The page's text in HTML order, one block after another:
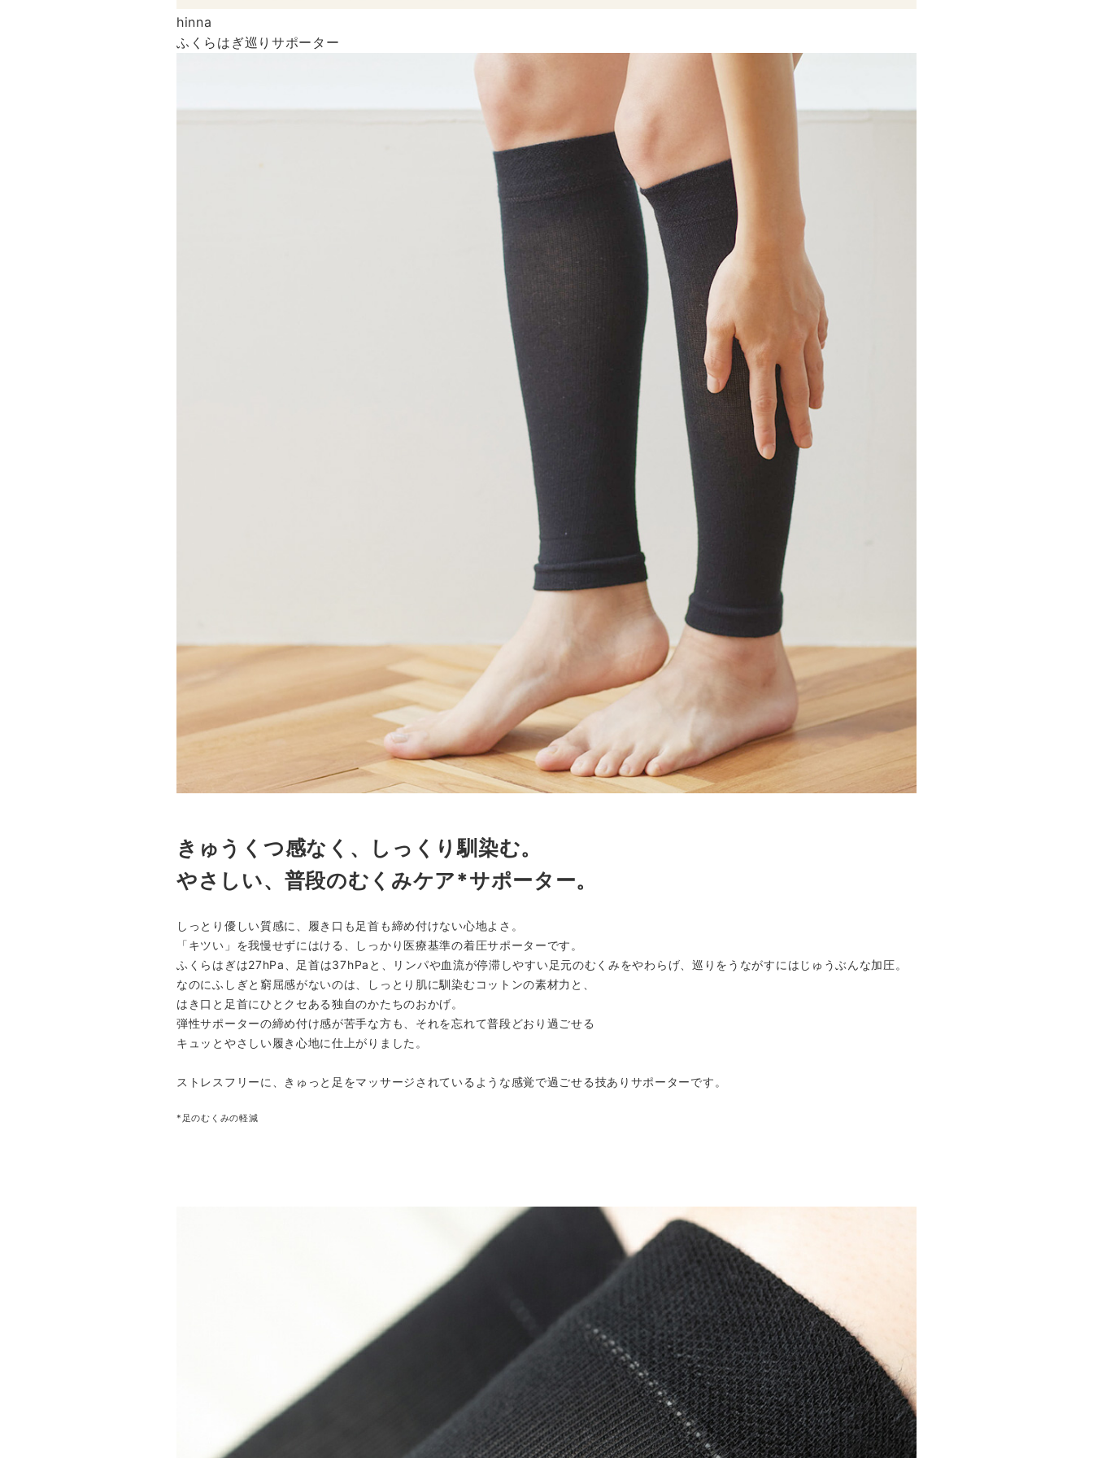
hinna
ふくらはぎ巡りサポーター
きゅうくつ感なく、しっくり馴染む。
やさしい、普段のむくみケア*サポーター。
しっとり優しい質感に、履き口も足首も締め付けない心地よさ。
「キツい」を我慢せずにはける、しっかり医療基準の着圧サポーターです。
ふくらはぎは27hPa、足首は37hPaと、リンパや血流が停滞しやすい足元のむくみをやわらげ、巡りをうながすにはじゅうぶんな加圧。
なのにふしぎと窮屈感がないのは、しっとり肌に馴染むコットンの素材力と、
はき口と足首にひとクセある独自のかたちのおかげ。
弾性サポーターの締め付け感が苦手な方も、それを忘れて普段どおり過ごせる
キュッとやさしい履き心地に仕上がりました。
ストレスフリーに、きゅっと足をマッサージされているような感覚で過ごせる技ありサポーターです。
*足のむくみの軽減